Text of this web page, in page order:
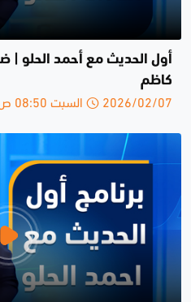
أول الحديث مع أحمد الحلو |
كاظم
2026/02/07 السبت 08:50 ص